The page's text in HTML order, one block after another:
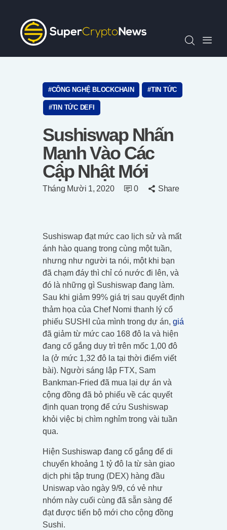
Chỉ Số SCN30
Tin Tức
Quan Điểm
Video
Thông Cáo Báo Chí
CÔNG NGHỆ BLOCKCHAIN TIN TỨC
TIN TỨC DEFI
Sushiswap Nhấn
Mạnh Vào Các
Cập Nhật Mới
Tháng Mười 1, 2020 0 Share
Sushiswap đạt mức cao lịch sử và mất
ánh hào quang trong cùng một tuần,
nhưng như người ta nói, một khi bạn
đã chạm đáy thì chỉ có nước đi lên, và
đó là những gì Sushiswap đang làm.
Sau khi giảm 99% giá trị sau quyết định
thảm họa của Chef Nomi thanh lý cổ
phiếu SUSHI của mình trong dự án, giá
đã giảm từ mức cao 168 đô la và hiện
đang cố gắng duy trì trên mốc 1,00 đô
la (ở mức 1,32 đô la tại thời điểm viết
bài). Người sáng lập FTX, Sam
Bankman-Fried đã mua lại dự án và
cộng đồng đã bỏ phiếu về các quyết
định quan trọng để cứu Sushiswap
khỏi việc bị chìm nghỉm trong vài tuần
qua.
Hiện Sushiswap đang cố gắng để di
chuyển khoảng 1 tỷ đô la từ sàn giao
dịch phi tập trung (DEX) hàng đầu
Uniswap vào ngày 9/9, có vẻ như
nhóm này cuối cùng đã sẵn sàng để
đạt được tiến bộ mới cho cộng đồng
Sushi.